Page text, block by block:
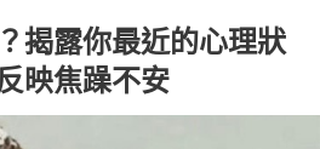
揭露你最近的心理狀
映焦躁不安